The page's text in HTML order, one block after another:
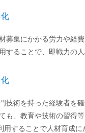
募集にかかる労力や経
することで、即戦力の
技術を持った経験者を
も、教育や技術の習得
用することで人材育成